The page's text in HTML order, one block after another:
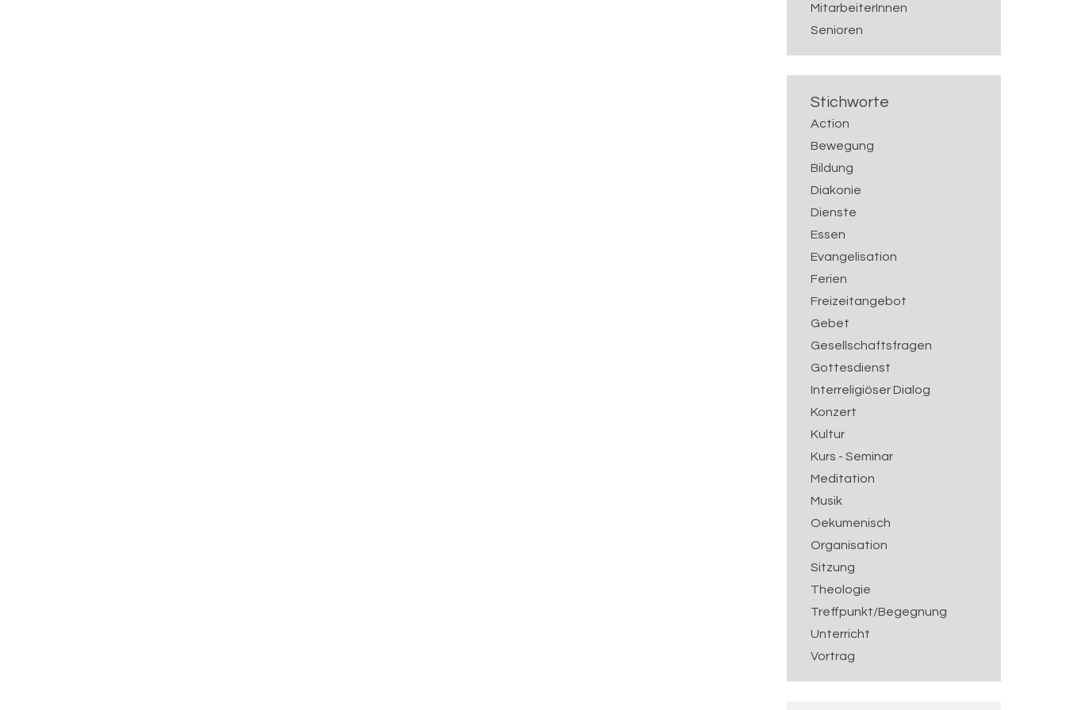
MitarbeiterInnen
Senioren
Stichworte
Action
Bewegung
Bildung
Diakonie
Dienste
Essen
Evangelisation
Ferien
Freizeitangebot
Gebet
Gesellschaftsfragen
Gottesdienst
Interreligiöser Dialog
Konzert
Kultur
Kurs - Seminar
Meditation
Musik
Oekumenisch
Organisation
Sitzung
Theologie
Treffpunkt/Begegnung
Unterricht
Vortrag